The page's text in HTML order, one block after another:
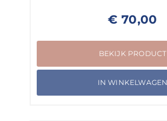
€ 70,00
BEKIJK PRODUCT
IN WINKELWAGEN